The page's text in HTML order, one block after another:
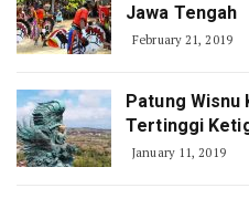
Jawa Tengah
February 21, 2019
Patung Wisnu
Tertinggi
January 11, 2019